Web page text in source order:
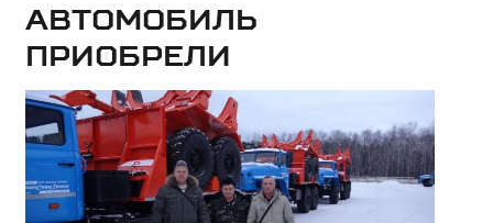
Автомобиль
приобрели